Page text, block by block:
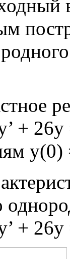
+
+